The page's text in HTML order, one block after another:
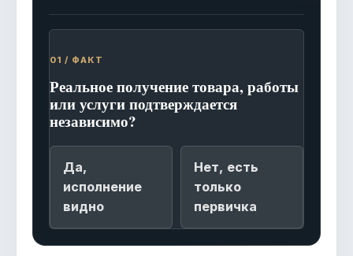
01 / ФАКТ
Реальное получение товара, работы
или услуги подтверждается
независимо?
Да,
исполнение
видно
Нет, есть
только
первичка